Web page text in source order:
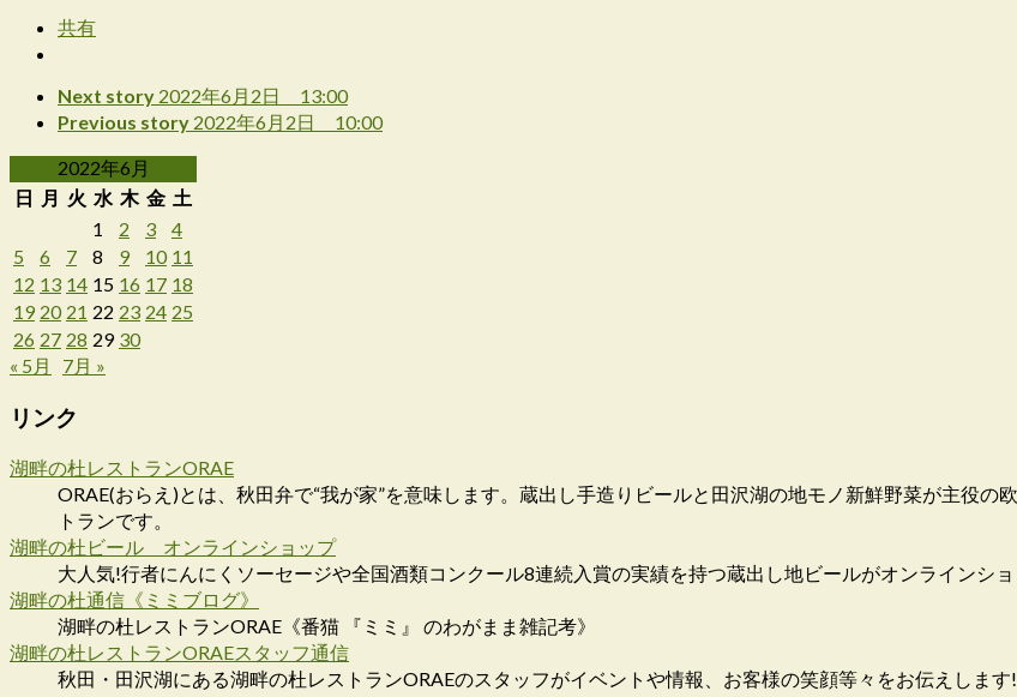
共有
Next story 2022年6月2日 13:00
Previous story 2022年6月2日 10:00
2022年6月
日 月 火 水 木 金 土
1
2 3
4
5
6 7 8 9 10 11
12 13 14 15 16 17 18
19 20 21 22 23 24 25
26 27 28 29 30
« 5月
7月 »
リンク
湖畔の杜レストランORAE
ORAE(おらえ)とは、秋田弁で“我が家”を意味します。蔵出し手造りビールと田沢湖の地モノ新鮮野菜が主役の
トランです。
湖畔の杜ビール オンラインショップ
大人気!行者にんにくソーセージや全国酒類コンクール8連続入賞の実績を持つ蔵出し地ビールがオンラインシ
湖畔の杜通信《ミミブログ》
湖畔の杜レストランORAE《番猫 『ミミ』 のわがまま雑記考》
湖畔の杜レストランORAEスタッフ通信
秋田・田沢湖にある湖畔の杜レストランORAEのスタッフがイベントや情報、お客様の笑顔等々をお伝えします!